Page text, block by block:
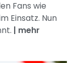
Fans wie
Einsatz. Nun
| mehr